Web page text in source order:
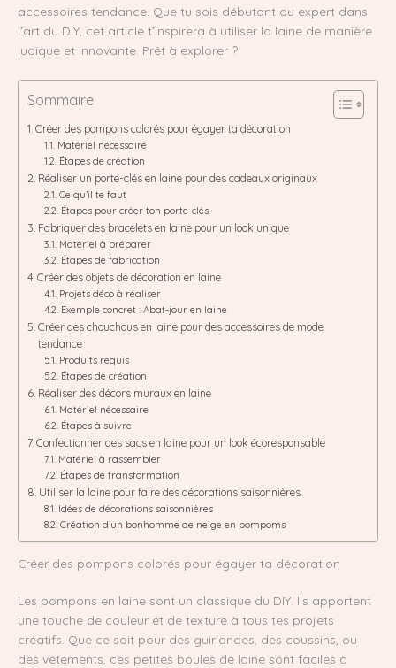
accessoires tendance. Que tu sois débutant ou expert dans
l’art du DIY, cet article t’inspirera à utiliser la laine de manière
ludique et innovante. Prêt à explorer ?
Sommaire
Créer des pompons colorés pour égayer ta décoration
Matériel nécessaire
Étapes de création
Réaliser un porte-clés en laine pour des cadeaux originaux
Ce qu’il te faut
Étapes pour créer ton porte-clés
Fabriquer des bracelets en laine pour un look unique
Matériel à préparer
Étapes de fabrication
Créer des objets de décoration en laine
Projets déco à réaliser
Exemple concret : Abat-jour en laine
Créer des chouchous en laine pour des accessoires de mode
tendance
Produits requis
Étapes de création
Réaliser des décors muraux en laine
Matériel nécessaire
Étapes à suivre
Confectionner des sacs en laine pour un look écoresponsable
Matériel à rassembler
Étapes de transformation
Utiliser la laine pour faire des décorations saisonnières
Idées de décorations saisonnières
Création d’un bonhomme de neige en pompoms
Créer des pompons colorés pour égayer ta décoration
Les pompons en laine sont un classique du DIY. Ils apportent
une touche de couleur et de texture à tous tes projets
créatifs. Que ce soit pour des guirlandes, des coussins, ou
des vêtements, ces petites boules de laine sont faciles à